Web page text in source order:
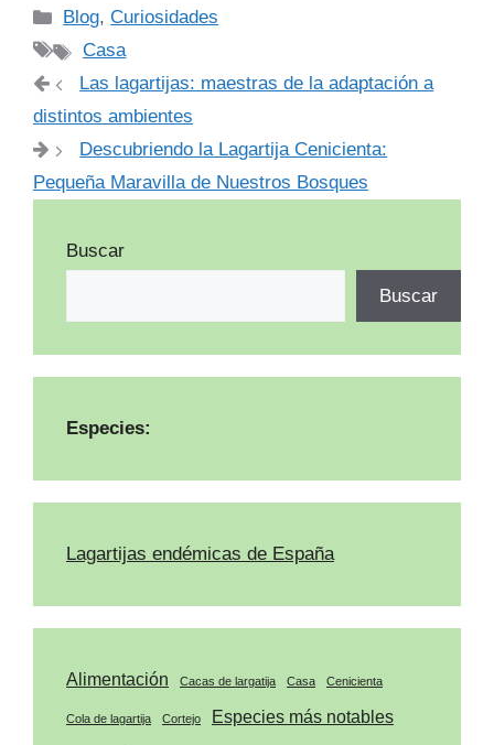
Categorías
Blog,Curiosidades
Etiquetas
Casa
Las lagartijas: maestras de la adaptación a
distintos ambientes
Descubriendo la Lagartija Cenicienta:
Pequeña Maravilla de Nuestros Bosques
Buscar
Buscar
Especies:
Lagartijas endémicas de España
Alimentación Cacas de largatija Casa Cenicienta
Cola de lagartija Cortejo Especies más notables